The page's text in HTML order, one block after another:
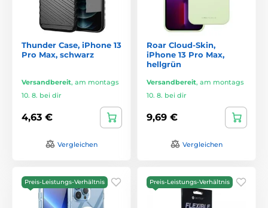
Thunder Case, iPhone 13
Pro Max, schwarz
Versandbereit, am montags
10. 8. bei dir
4,63 €
Vergleichen
Roar Cloud-Skin,
iPhone 13 Pro Max,
hellgrün
Versandbereit, am montags
10. 8. bei dir
9,69 €
Vergleichen
Preis-Leistungs-Verhältnis Preis-Leistungs-Verhältnis